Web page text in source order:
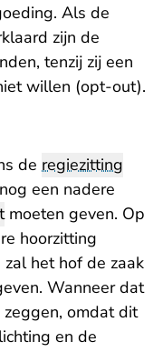
Als de
zijn de
tenzij zij een
willen (opt-out).
de regiezitting
een nadere
moeten geven. Op
hoorzitting
het hof de zaak
Wanneer dat
omdat dit
en de